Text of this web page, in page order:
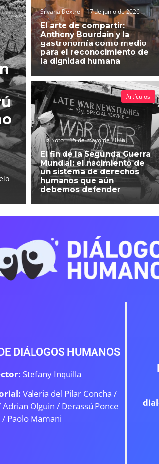
Silvana Dextre 17 de junio de 2026
El arte de compartir:
Anthony Bourdain y la
gastronomía como medio
para el reconocimiento de
la dignidad humana
Luz Soto 15 de mayo de 2026
El fin de la Segunda Guerra
Mundial: el nacimiento de
un sistema de derechos
humanos que aún
debemos defender
Artículos
DIÁLOGOS HUMANOS
Stefany Inquilla
Valeria del Pilar Concha /
Adrian Olguin / Derassú Ponce
/ Paolo Mamani